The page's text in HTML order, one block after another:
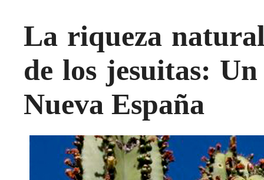
La riqueza
de los jesuitas:
Nueva España